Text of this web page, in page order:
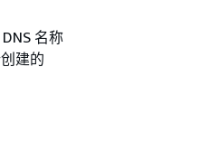
名称
建的